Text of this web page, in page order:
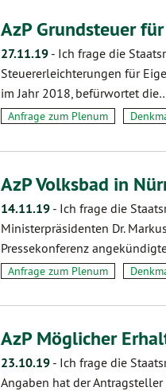
AzP Grundsteuer
27.11.19 - Ich frage die
Steuererleichterungen für
im Jahr 2018, befürwortet
Anfrage zum Plenum
AzP Volksbad in
14.11.19 - Ich frage die
Ministerpräsidenten Dr.
Pressekonferenz
Anfrage zum Plenum
AzP Möglicher
23.10.19 - Ich frage die
Angaben hat der